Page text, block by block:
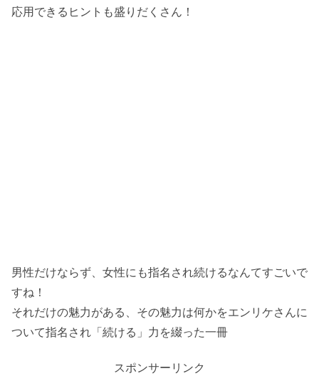
応用できるヒントも盛りだくさん！
男性だけならず、女性にも指名され続けるなんてすごいで
すね！
それだけの魅力がある、その魅力は何かをエンリケさんに
ついて指名され「続ける」力を綴った一冊
スポンサーリンク